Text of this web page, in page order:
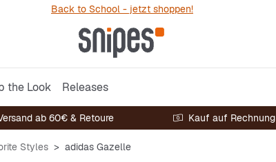
Back to School - jetzt shoppen!
the Look Releases
ab 60€ & Retoure Kauf auf Rechnung
Styles adidas Gazelle